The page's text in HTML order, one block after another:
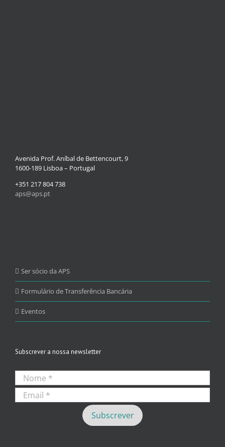
Avenida Prof. Aníbal de Bettencourt, 9
1600-189 Lisboa – Portugal
+351 217 804 738
aps@aps.pt
Ser sócio da APS
Formulário de Transferência Bancária
Eventos
Subscrever a nossa newsletter